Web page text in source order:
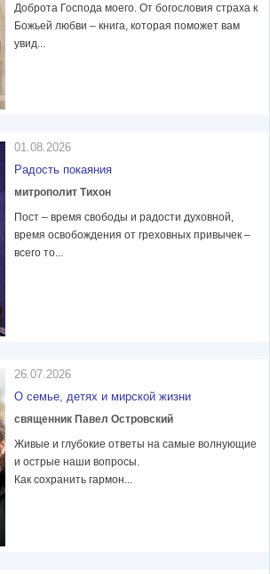
Доброта Господа моего. От богословия страха к
Божьей любви – книга, которая поможет вам
увид...
01.08.2026
Радость покаяния
митрополит Тихон
Пост – время свободы и радости духовной,
время освобождения от греховных привычек –
всего то...
26.07.2026
О семье, детях и мирской жизни
священник Павел Островский
Живые и глубокие ответы на самые волнующие
и острые наши вопросы.
Как сохранить гармон...